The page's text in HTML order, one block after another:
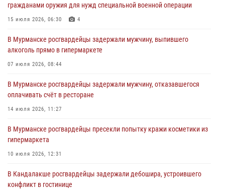
Сотрудники Росгвардии провели инструктаж по
антитеррористической защищенности для членов избирательных
31 июля 2026, 08:48 3
Сотрудники Росгвардии задержали мужчину, не оплатившего счет в
30 июля 2026, 14:09
В Управлении Росгвардии по Мурманской области прошло пожарно-
30 июля 2026, 14:05
В Управлении Росгвардии по Мурманской области состоялось
равноапостольного великого князя Владимира
29 июля 2026, 12:17
гражданами оружия для нужд специальной военной операции
15 июля 2026, 06:30 4
В Мурманске росгвардейцы задержали мужчину, выпившего
алкоголь прямо в гипермаркете
07 июля 2026, 08:44
В Мурманске росгвардейцы задержали мужчину, отказавшегося
оплачивать счёт в ресторане
14 июля 2026, 11:27
В Мурманске росгвардейцы пресекли попытку кражи косметики из
гипермаркета
10 июля 2026, 12:31
В Кандалакше росгвардейцы задержали дебошира, устроившего
конфликт в гостинице